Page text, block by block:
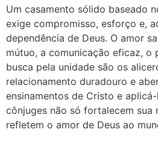
Um casamento sólido baseado
exige compromisso, esforço e,
dependência de Deus. O amor
mútuo, a comunicação eficaz, o
busca pela unidade são os
relacionamento duradouro e
ensinamentos de Cristo e
cônjuges não só fortalecem sua
refletem o amor de Deus ao